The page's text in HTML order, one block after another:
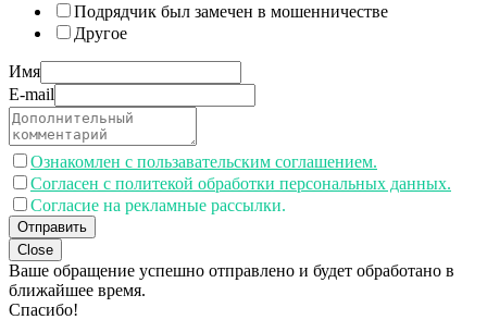
Подрядчик был замечен в мошенничестве
Другое
Имя
E-mail
Ознакомлен с пользавательским соглашением.
Согласен с политекой обработки персональных данных.
Согласие на рекламные рассылки.
Отправить
Close
Ваше обращение успешно отправлено и будет обработано в
ближайшее время.
Спасибо!